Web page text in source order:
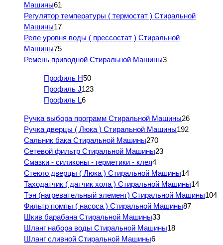
Машины61
Регулятор температуры ( термостат ) Стиральной
Машины17
Реле уровня воды ( прессостат ) Стиральной
Машины75
Ремень приводной Стиральной Машины3
Профиль H50
Профиль J123
Профиль L6
Ручка выбора программ Стиральной Машины26
Ручка дверцы ( Люка ) Стиральной Машины192
Сальник бака Стиральной Машины270
Сетевой фильтр Стиральной Машины23
Смазки - силиконы - герметики - клея4
Стекло дверцы ( Люка ) Стиральной Машины14
Таходатчик ( датчик хола ) Стиральной Машины14
Тэн (нагревательный элемент) Стиральной Машины104
Фильтр помпы ( насоса ) Стиральной Машины87
Шкив барабана Стиральной Машины33
Шланг набора воды Стиральной Машины18
Шланг сливной Стиральной Машины6